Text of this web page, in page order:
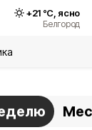
+21°С, ясно
Белгород